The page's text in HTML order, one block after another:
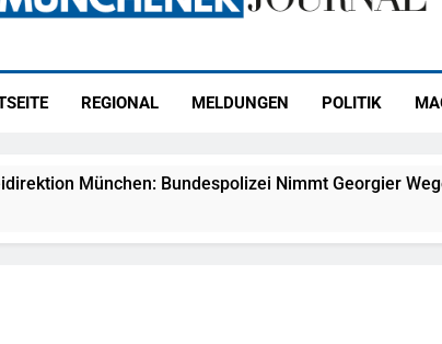
REGIONAL MELDUNGEN POLITIK
München: Bundespolizei Nimmt Georgier
München: Notruf Per Knopfdruck / Schnelle